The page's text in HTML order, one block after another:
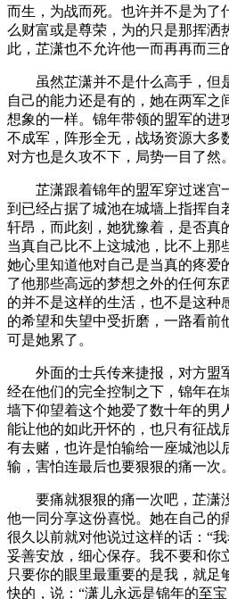
而生，为战而死。也许并不是为了
么财富或是尊荣，为的只是那挥洒
此，芷潇也不允许他一而再再而三
虽然芷潇并不是什么高手，但
自己的能力还是有的，她在两军之
想象的一样。锦年带领的盟军的进
不成军，阵形全无，战场资源大多
对方也是久攻不下，局势一目了然。
芷潇跟着锦年的盟军穿过迷宫
到已经占据了城池在城墙上指挥自
轩昂，而此刻，她犹豫着，是否真
当真自己比不上这城池，比不上那
她心里知道他对自己是当真的疼爱
了他那些高远的梦想之外的任何东
的并不是这样的生活，也不是这种
的希望和失望中受折磨，一路看前
可是她累了。
外面的士兵传来捷报，对方盟
经在他们的完全控制之下，锦年在
墙下仰望着这个她爱了数十年的男
能让他的如此开怀的，也只有征战
有去赌，也许是怕输给一座城池以
输，害怕连最后也要狠狠的痛一次。
要痛就狠狠的痛一次吧，芷潇
他一同分享这份喜悦。她在自己的
很久以前就对他说过这样的话：“
妥善安放，细心保存。我不要和你
只要你的眼里最重要的是我，就足
快的，说：“潇儿永远是锦年的至